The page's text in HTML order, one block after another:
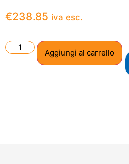
€238.85 iva esc.
Aggiungi al carrello